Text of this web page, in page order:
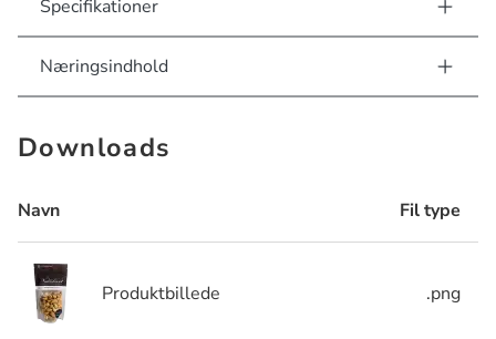
Specifikationer
Næringsindhold
Downloads
Navn Fil type
Produktbillede .png